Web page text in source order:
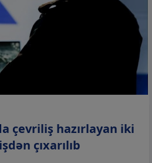
çevriliş hazırlayan iki
çıxarılıb